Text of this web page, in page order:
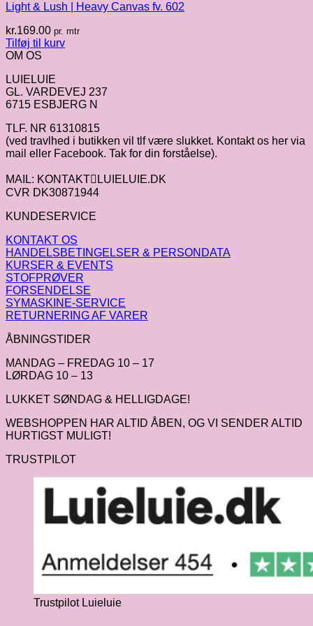
Light & Lush | Heavy Canvas fv. 602
kr.169.00 pr. mtr
Tilføj til kurv
OM OS
LUIELUIE
GL. VARDEVEJ 237
6715 ESBJERG N
TLF. NR 61310815
(ved travlhed i butikken vil tlf være slukket. Kontakt os her via
mail eller Facebook. Tak for din forståelse).
MAIL: KONTAKTLUIELUIE.DK
CVR DK30871944
KUNDESERVICE
KONTAKT OS
HANDELSBETINGELSER & PERSONDATA
KURSER & EVENTS
STOFPRØVER
FORSENDELSE
SYMASKINE-SERVICE
RETURNERING AF VARER
ÅBNINGSTIDER
MANDAG – FREDAG 10 – 17
LØRDAG 10 – 13
LUKKET SØNDAG & HELLIGDAGE!
WEBSHOPPEN HAR ALTID ÅBEN, OG VI SENDER ALTID
HURTIGST MULIGT!
TRUSTPILOT
Trustpilot Luieluie